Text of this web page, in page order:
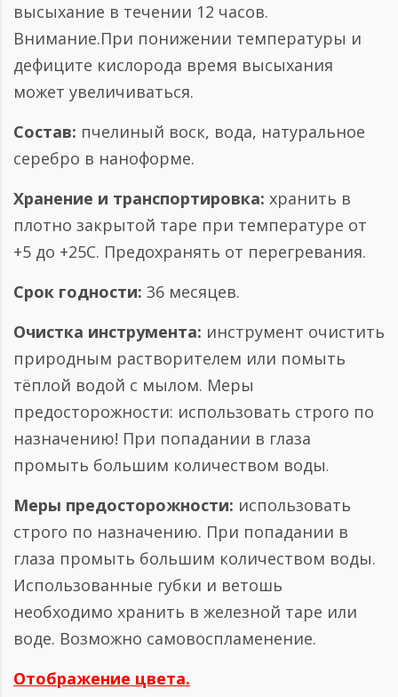
высыхание в течении 12 часов.
Внимание.При понижении температуры и
дефиците кислорода время высыхания
может увеличиваться.
Состав: пчелиный воск, вода, натуральное
серебро в наноформе.
Хранение и транспортировка: хранить в
плотно закрытой таре при температуре от
+5 до +25С. Предохранять от перегревания.
Срок годности: 36 месяцев.
Очистка инструмента: инструмент очистить
природным растворителем или помыть
тёплой водой с мылом. Меры
предосторожности: использовать строго по
назначению! При попадании в глаза
промыть большим количеством воды.
Меры предосторожности: использовать
строго по назначению. При попадании в
глаза промыть большим количеством воды.
Использованные губки и ветошь
необходимо хранить в железной таре или
воде. Возможно самовоспламенение.
Отображение цвета.